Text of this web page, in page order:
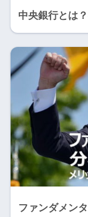
中央銀行とは
ファンダメン